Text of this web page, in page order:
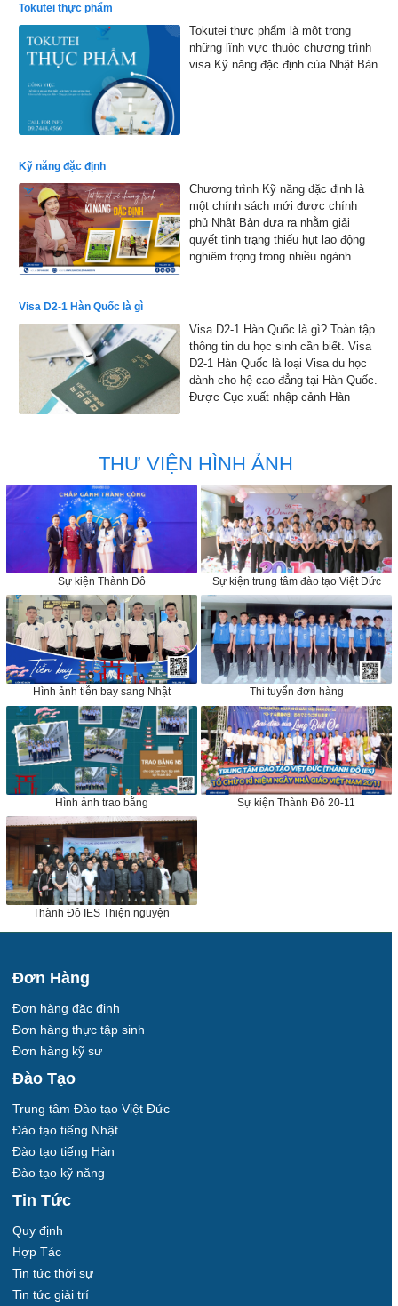
Tokutei thực phẩm
Tokutei thực phẩm là một trong
những lĩnh vực thuộc chương trình
visa Kỹ năng đặc định của Nhật Bản
Kỹ năng đặc định
Chương trình Kỹ năng đặc định là
một chính sách mới được chính
phủ Nhật Bản đưa ra nhằm giải
quyết tình trạng thiếu hụt lao động
nghiêm trọng trong nhiều ngành
Visa D2-1 Hàn Quốc là gì
Visa D2-1 Hàn Quốc là gì? Toàn tập
thông tin du học sinh cần biết. Visa
D2-1 Hàn Quốc là loại Visa du học
dành cho hệ cao đẳng tại Hàn Quốc.
Được Cục xuất nhập cảnh Hàn
THƯ VIỆN HÌNH ẢNH
Sự kiện Thành Đô Sự kiện trung tâm đào tạo Việt Đức
Hình ảnh tiễn bay sang Nhật Thi tuyển đơn hàng
Hình ảnh trao bằng Sự kiện Thành Đô 20-11
Thành Đô IES Thiện nguyện
Đơn Hàng
Đơn hàng đặc định
Đơn hàng thực tập sinh
Đơn hàng kỹ sư
Đào Tạo
Trung tâm Đào tạo Việt Đức
Đào tạo tiếng Nhật
Đào tạo tiếng Hàn
Đào tạo kỹ năng
Tin Tức
Quy định
Hợp Tác
Tin tức thời sự
Tin tức giải trí